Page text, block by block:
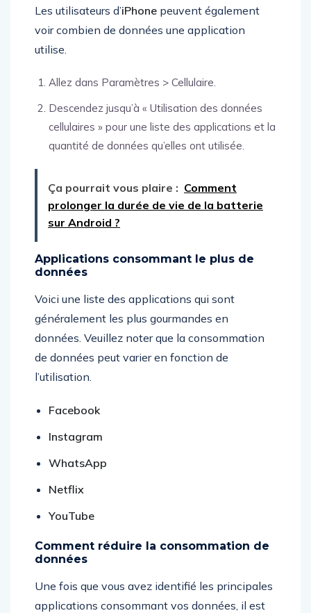
Les utilisateurs d’iPhone peuvent également
voir combien de données une application
utilise.
Allez dans Paramètres > Cellulaire.
Descendez jusqu’à « Utilisation des données
cellulaires » pour une liste des applications et la
quantité de données qu’elles ont utilisée.
Ça pourrait vous plaire : Comment
prolonger la durée de vie de la batterie
sur Android ?
Applications consommant le plus de
données
Voici une liste des applications qui sont
généralement les plus gourmandes en
données. Veuillez noter que la consommation
de données peut varier en fonction de
l’utilisation.
Facebook
Instagram
WhatsApp
Netflix
YouTube
Comment réduire la consommation de
données
Une fois que vous avez identifié les principales
applications consommant vos données, il est